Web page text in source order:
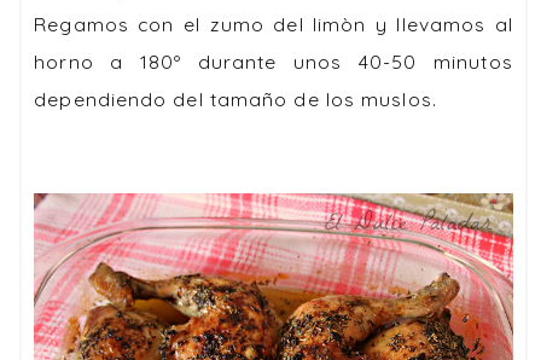
Regamos con el zumo del limòn y llevamos al
horno a 180º durante unos 40-50 minutos
dependiendo del tamaño de los muslos.